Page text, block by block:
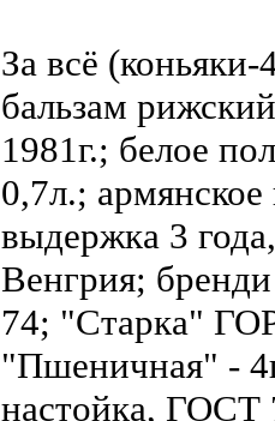
За всё
бальзам
1981г.; белое
0,7л.;
выдержка 3
Венгрия;
74; "Старка"
"Пшеничная" -
настойка, ГОСТ